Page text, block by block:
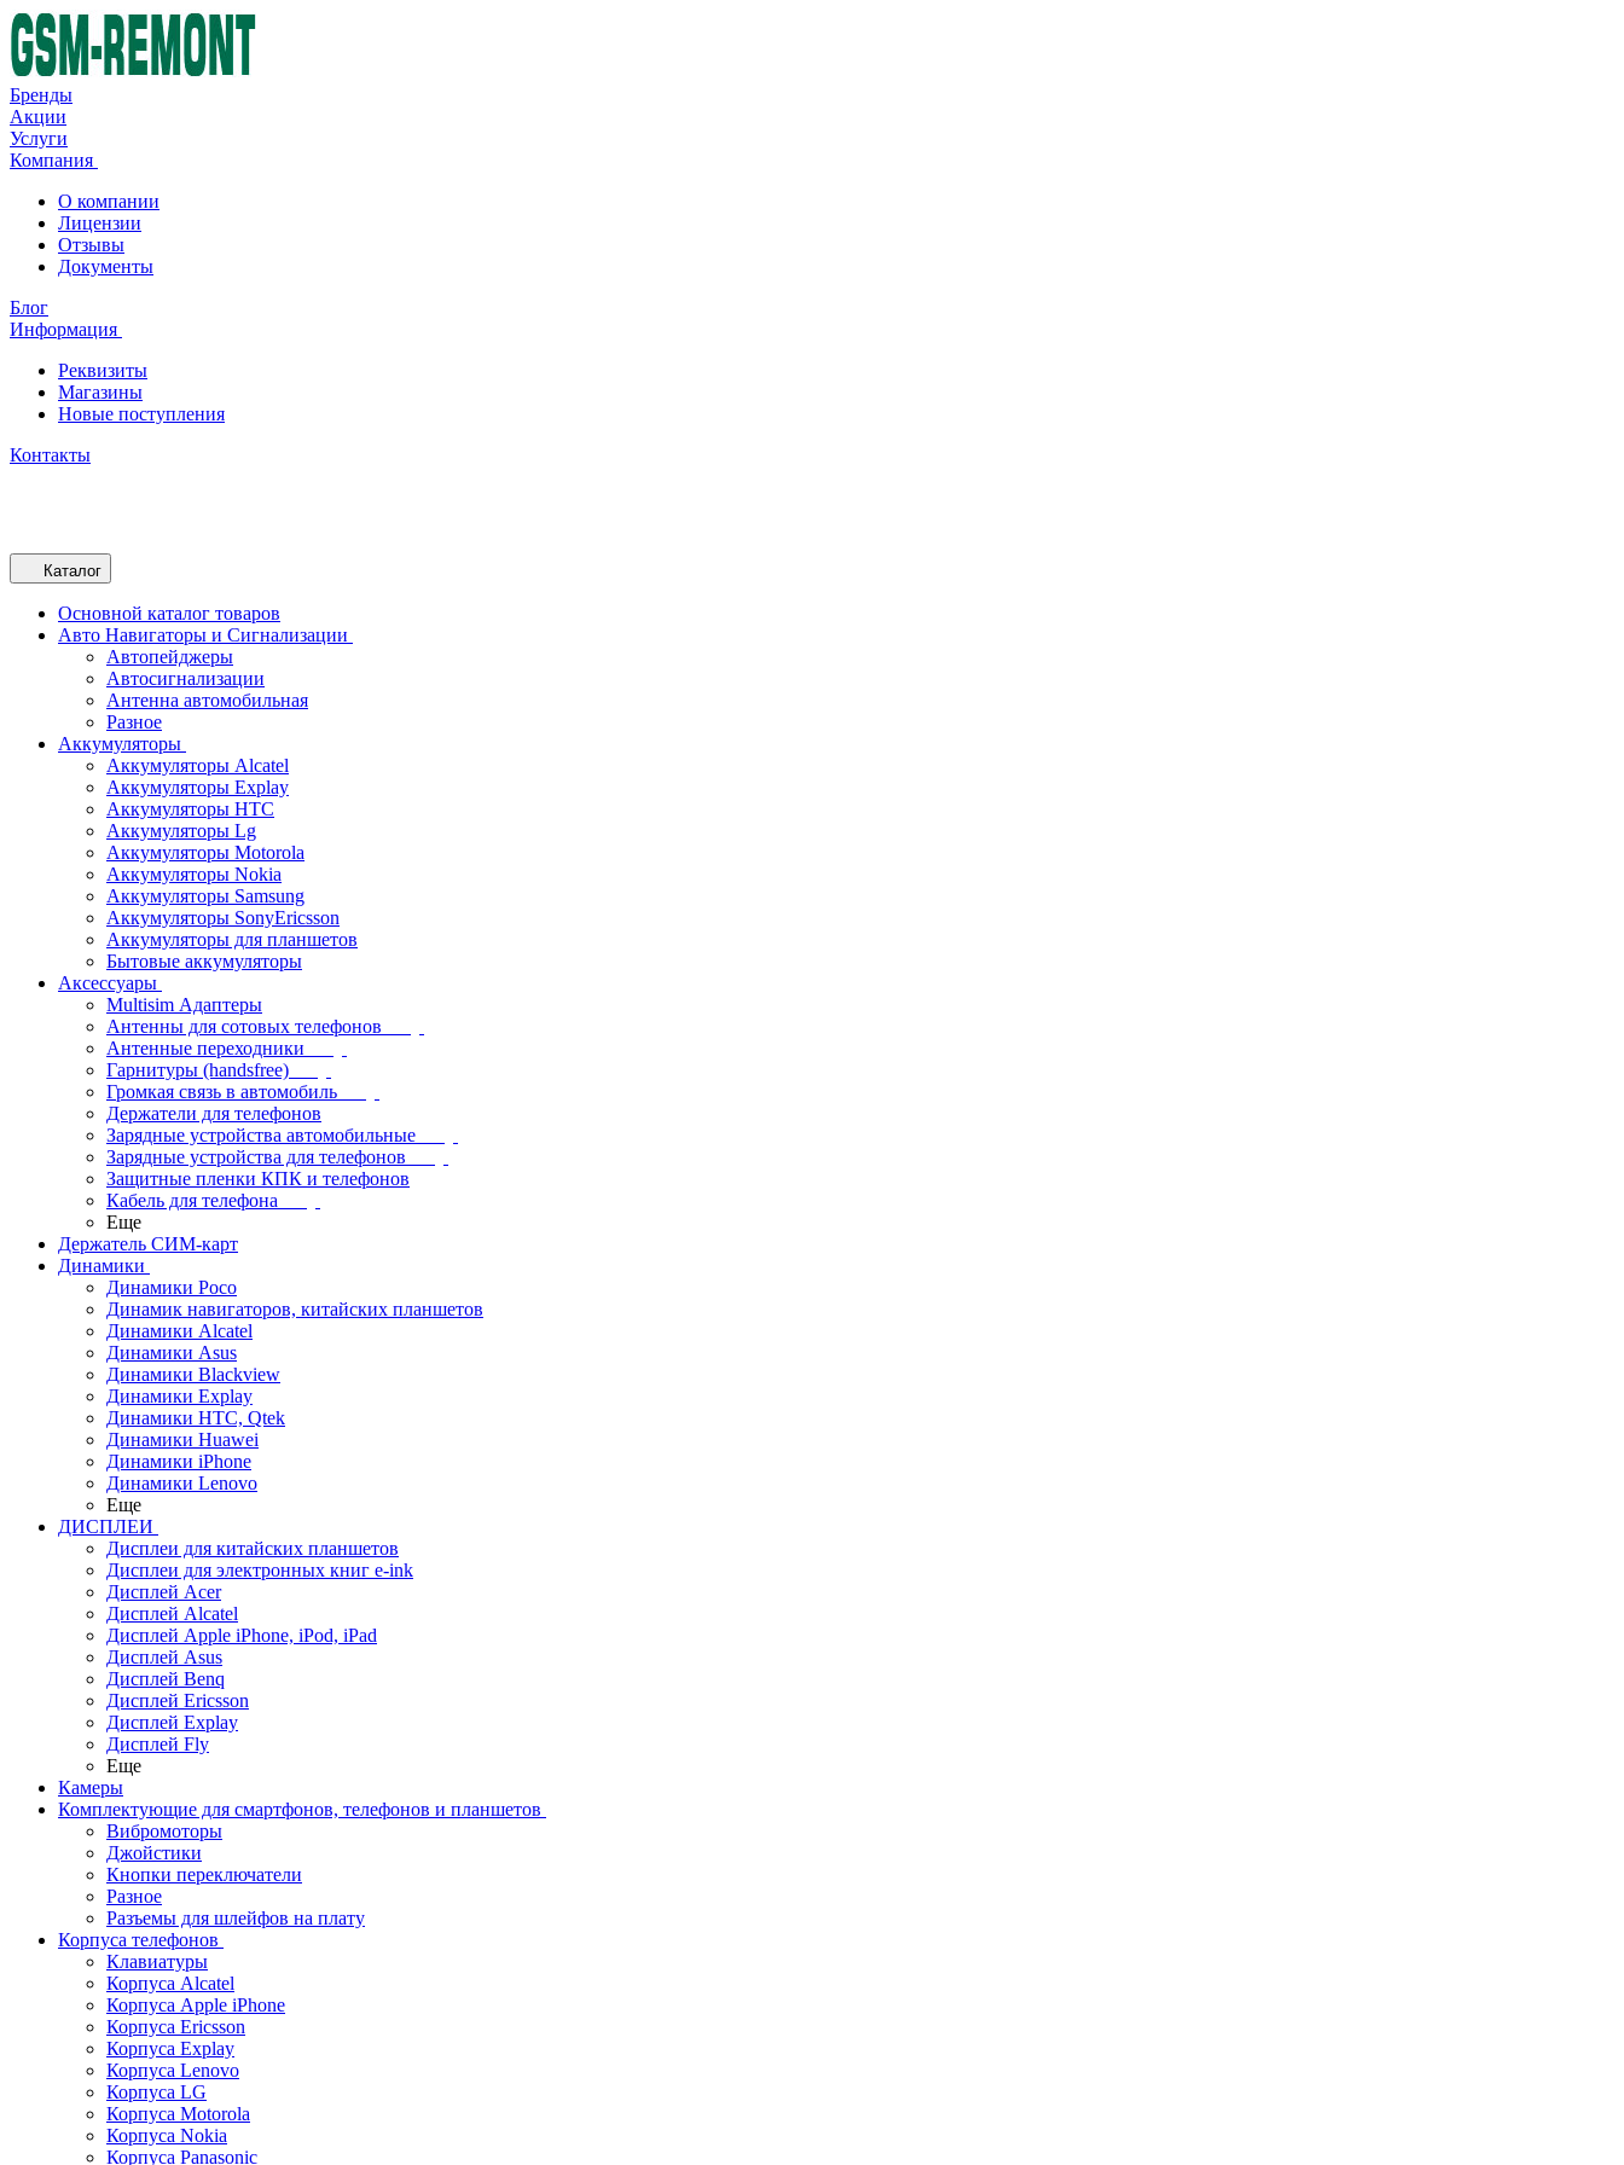
Бренды
Акции
Услуги
Компания
О компании
Лицензии
Отзывы
Документы
Блог
Информация
Реквизиты
Магазины
Новые поступления
Контакты
Каталог
Основной каталог товаров
Авто Навигаторы и Сигнализации
Автопейджеры
Автосигнализации
Антенна автомобильная
Разное
Аккумуляторы
Аккумуляторы Alcatel
Аккумуляторы Explay
Аккумуляторы HTC
Аккумуляторы Lg
Аккумуляторы Motorola
Аккумуляторы Nokia
Аккумуляторы Samsung
Аккумуляторы SonyEricsson
Аккумуляторы для планшетов
Бытовые аккумуляторы
Аксессуары
Multisim Адаптеры
Антенны для сотовых телефонов
Антенные переходники
Гарнитуры (handsfree)
Громкая связь в автомобиль
Держатели для телефонов
Зарядные устройства автомобильные
Зарядные устройства для телефонов
Защитные пленки КПК и телефонов
Кабель для телефона
Еще
Держатель СИМ-карт
Динамики
Динамики Poco
Динамик навигаторов, китайских планшетов
Динамики Alcatel
Динамики Asus
Динамики Blackview
Динамики Explay
Динамики HTC, Qtek
Динамики Huawei
Динамики iPhone
Динамики Lenovo
Еще
ДИСПЛЕИ
Дисплеи для китайских планшетов
Дисплеи для электронных книг e-ink
Дисплей Acer
Дисплей Alcatel
Дисплей Apple iPhone, iPod, iPad
Дисплей Asus
Дисплей Benq
Дисплей Ericsson
Дисплей Explay
Дисплей Fly
Еще
Камеры
Комплектующие для смартфонов, телефонов и планшетов
Вибромоторы
Джойстики
Кнопки переключатели
Разное
Разъемы для шлейфов на плату
Корпуса телефонов
Клавиатуры
Корпуса Alcatel
Корпуса Apple iPhone
Корпуса Ericsson
Корпуса Explay
Корпуса Lenovo
Корпуса LG
Корпуса Motorola
Корпуса Nokia
Корпуса Panasonic